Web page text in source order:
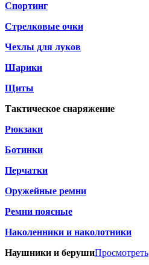
Спортинг
Стрелковые очки
Чехлы для луков
Шарики
Щиты
Тактическое снаряжение
Рюкзаки
Ботинки
Перчатки
Оружейные ремни
Ремни поясные
Наколенники и наколотники
Наушники и берушиПросмотреть